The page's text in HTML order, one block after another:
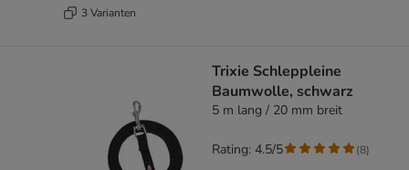
3 Varianten
Trixie Schleppleine
Baumwolle, schwarz
5 m lang / 20 mm breit
Rating: 4.5/5 (8)